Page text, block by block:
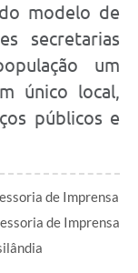
modelo de
secretarias
um
único local,
públicos e
de Imprensa
de Imprensa